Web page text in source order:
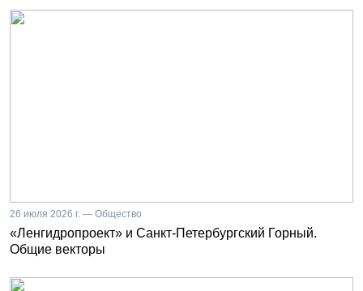
26 июля 2026 г. — Общество
«Ленгидропроект» и Санкт-Петербургский Горный.
Общие векторы